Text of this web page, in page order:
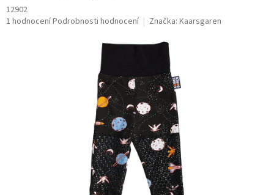
12902
Průměrné
1 hodnoceníPodrobnosti hodnocení Značka: Kaarsgaren